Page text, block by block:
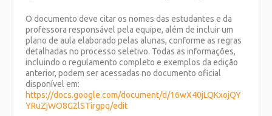
O documento deve citar os nomes das estudantes e da
professora responsável pela equipe, além de incluir um
plano de aula elaborado pelas alunas, conforme as regras
detalhadas no processo seletivo. Todas as informações,
incluindo o regulamento completo e exemplos da edição
anterior, podem ser acessadas no documento oficial
disponível em:
https://docs.google.com/document/d/16wX40jLQKxojQY
YRuZjWO8G2lSTirgpq/edit